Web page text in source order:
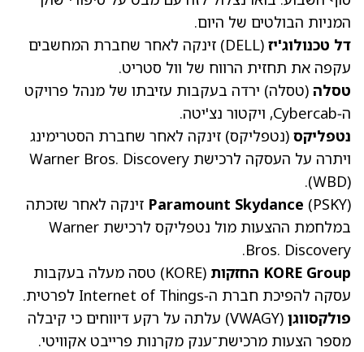
המניות הבולטים של היום.
דל טכנולוג'יז (DELL)
זינקה לאחר שחברת המחשבים
עקפה את תחזית הרווח של וול סטריט.
טסלה (טסלה) ירדה בעקבות עזיבתו של מנהל פרויקט
ה‑Cybercab, ויקטור נצ'יטה.
נטפליקס (נטפליקס) זינקה לאחר שחברת הסטרימינג
ויתרה על העסקה לרכישת Warner Bros. Discovery
(WBD)
.
Paramount Skydance (PSKY)
זינקה לאחר שזכתה
במלחמת ההצעות מול נטפליקס לרכישת Warner
Bros. Discovery.
KORE Group החזקות
(KORE)
טסה מעלה בעקבות
עסקה להפיכת חברת ה‑Internet of Things לפרטית.
פולקסווגן (VWAGY)
עלתה על רקע דיווחים כי קיבלה
מספר הצעות מרכישת־ענק מקרנות פרייבט אקוויטי.